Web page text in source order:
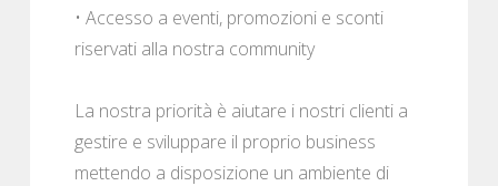
• Accesso a eventi, promozioni e sconti
riservati alla nostra community
La nostra priorità è aiutare i nostri clienti a
gestire e sviluppare il proprio business
mettendo a disposizione un ambiente di